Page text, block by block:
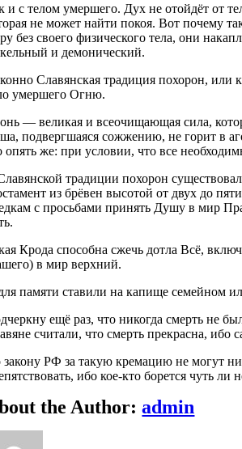
и с телом умершего. Дух не отойдёт от
не может найти покоя. Вот почему
без своего физического тела, они
и демонический.
Славянская традиция похорон, или
умершего Огню.
— великая и всеочищающая сила,
подвергшаяся сожжению, не горит в
опять же: при условии, что все
традиции похорон
из брёвен высотой от двух до
с просьбами принять Душу в мир
Крода способна сжечь дотла Всё,
в мир верхний.
памяти ставили на капище семейном
ещё раз, что никогда смерть не
считали, что смерть прекрасна,
РФ за такую кремацию не могут
ибо кое-кто борется чуть
the Author:admin